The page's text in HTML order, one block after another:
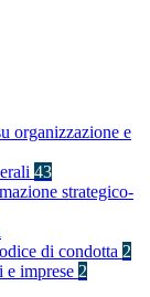
organizzazione e
43
strategico-
di condotta 2
imprese 2